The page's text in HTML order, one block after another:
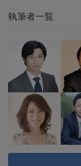
執筆者一覧